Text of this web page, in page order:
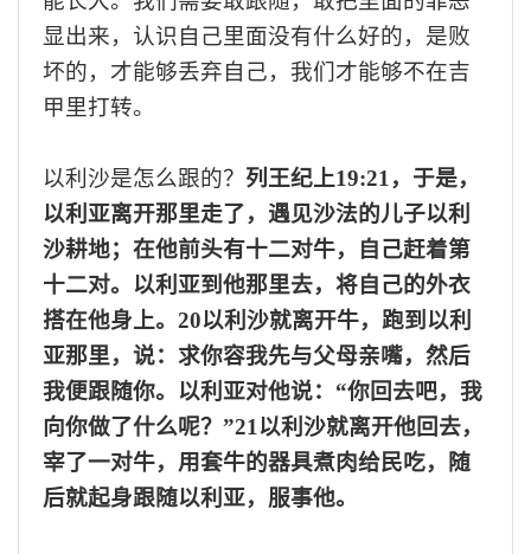
显出来，认识自己里面没有什么好的，是败
坏的，才能够丢弃自己，我们才能够不在吉
甲里打转。
以利沙是怎么跟的？ 列王纪上19:21，于是，
以利亚离开那里走了，遇见沙法的儿子以利
沙耕地；在他前头有十二对牛，自己赶着第
十二对。以利亚到他那里去，将自己的外衣
搭在他身上。 20以利沙就离开牛，跑到以利
亚那里，说：求你容我先与父母亲嘴，然后
我便跟随你。以利亚对他说： “你回去吧，我
向你做了什么呢？ ”21以利沙就离开他回去，
宰了一对牛，用套牛的器具煮肉给民吃，随
后就起身跟随以利亚，服事他。